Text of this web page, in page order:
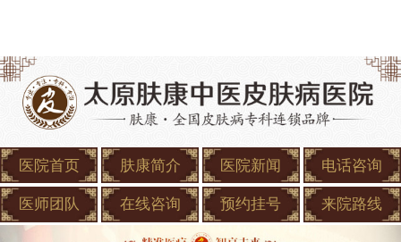
医院首页 肤康简介 医院新闻 电话咨询
医师团队 在线咨询 预约挂号 来院路线